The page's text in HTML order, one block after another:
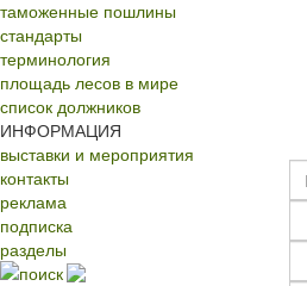
таможенные пошлины
стандарты
терминология
площадь лесов в мире
список должников
ИНФОРМАЦИЯ
выставки и мероприятия
контакты
реклама
подписка
разделы
поиск